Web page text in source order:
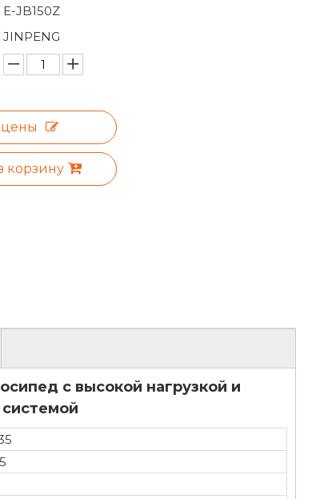
E-JB150Z
JINPENG
цены
корзину
с высокой нагрузкой и